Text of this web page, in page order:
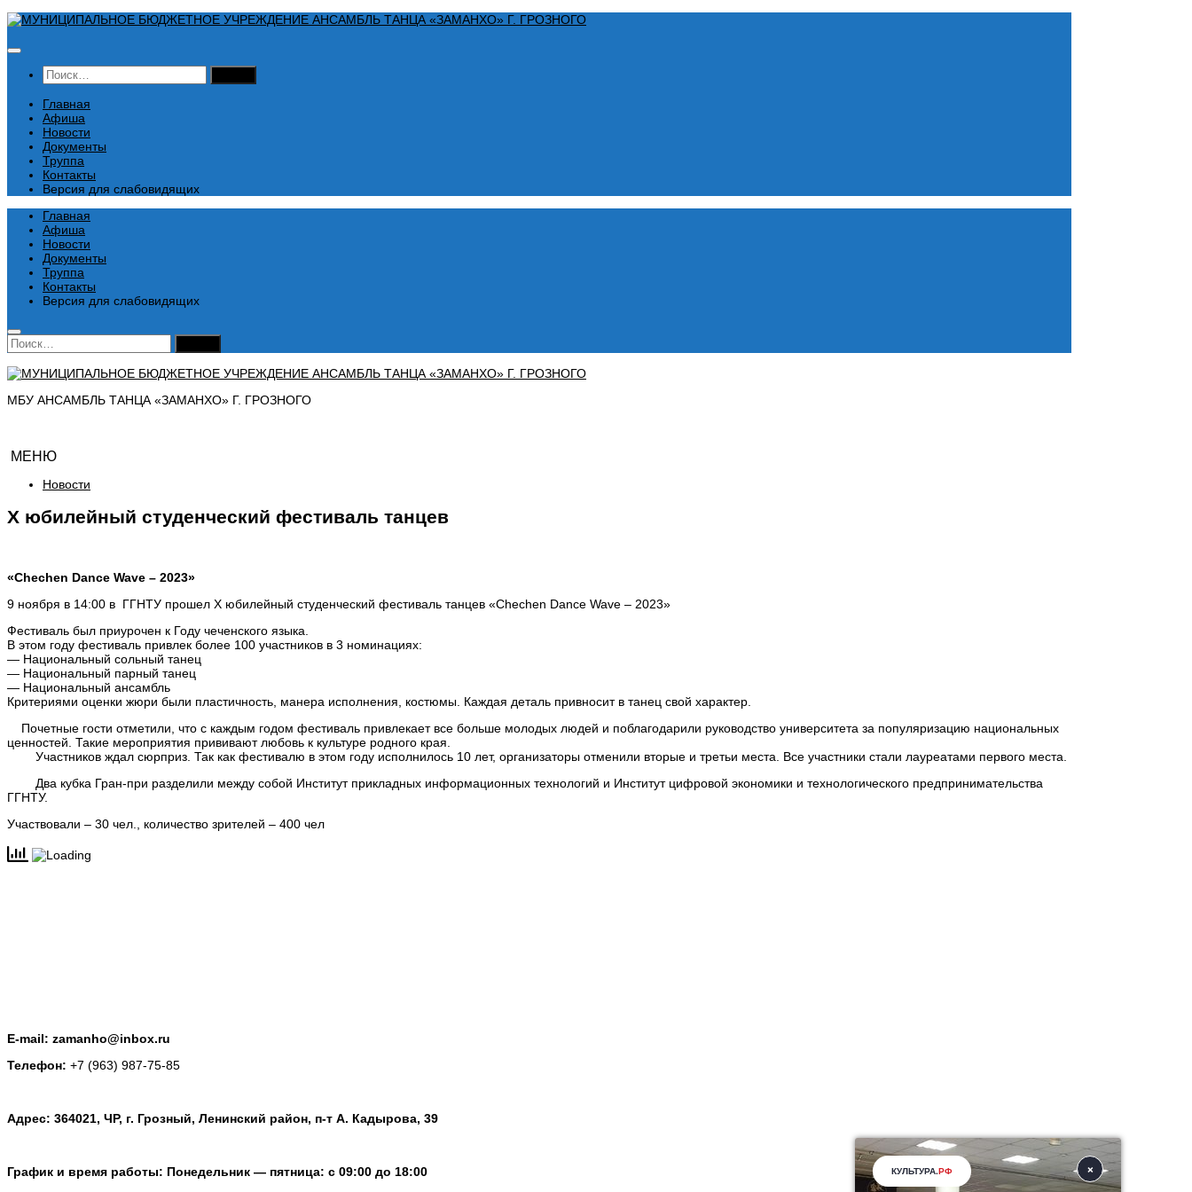
Перейти
содержимому
Найти:
Главная
Афиша
Новости
Документы
Труппа
Контакты
Версия для слабовидящих
Главная
Афиша
Новости
Документы
Труппа
Контакты
Версия для слабовидящих
Найти:
МБУ АНСАМБЛЬ ТАНЦА «ЗАМАНХО» Г. ГРОЗНОГО
МЕНЮ
Новости
X юбилейный студенческий фестиваль танцев
«Chechen Dance Wave – 2023»
9 ноября в 14:00 в ГГНТУ прошел X юбилейный студенческий фестиваль танцев «Chechen Dance Wave – 2023»
Фестиваль был приурочен к Году чеченского языка.
В этом году фестиваль привлек более 100 участников в 3 номинациях:
— Национальный сольный танец
— Национальный парный танец
— Национальный ансамбль
Критериями оценки жюри были пластичность, манера исполнения, костюмы. Каждая деталь привносит в танец свой характер.
Почетные гости отметили, что с каждым годом фестиваль привлекает все больше молодых людей и поблагодарили руководство университета за популяризацию национальных
ценностей. Такие мероприятия прививают любовь к культуре родного края.
Участников ждал сюрприз. Так как фестивалю в этом году исполнилось 10 лет, организаторы отменили вторые и третьи места. Все участники стали лауреатами первого места.
Два кубка Гран-при разделили между собой Институт прикладных информационных технологий и Институт цифровой экономики и технологического предпринимательства
ГГНТУ.
Участвовали – 30 чел., количество зрителей – 400 чел
E-mail: zamanho@inbox.ru
Телефон: +7 (963) 987-75-85
Адрес: 364021, ЧР, г. Грозный, Ленинский район, п-т А. Кадырова, 39
График и время работы: Понедельник — пятница: с 09:00 до 18:00